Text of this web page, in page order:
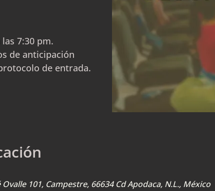
7:30 pm.
de anticipación
de entrada.
Ovalle 101, Campestre, 66634 Cd Apodaca, N.L., México